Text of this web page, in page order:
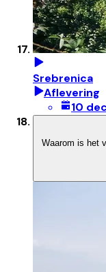
Srebrenica
Aflevering
10
Waarom is het